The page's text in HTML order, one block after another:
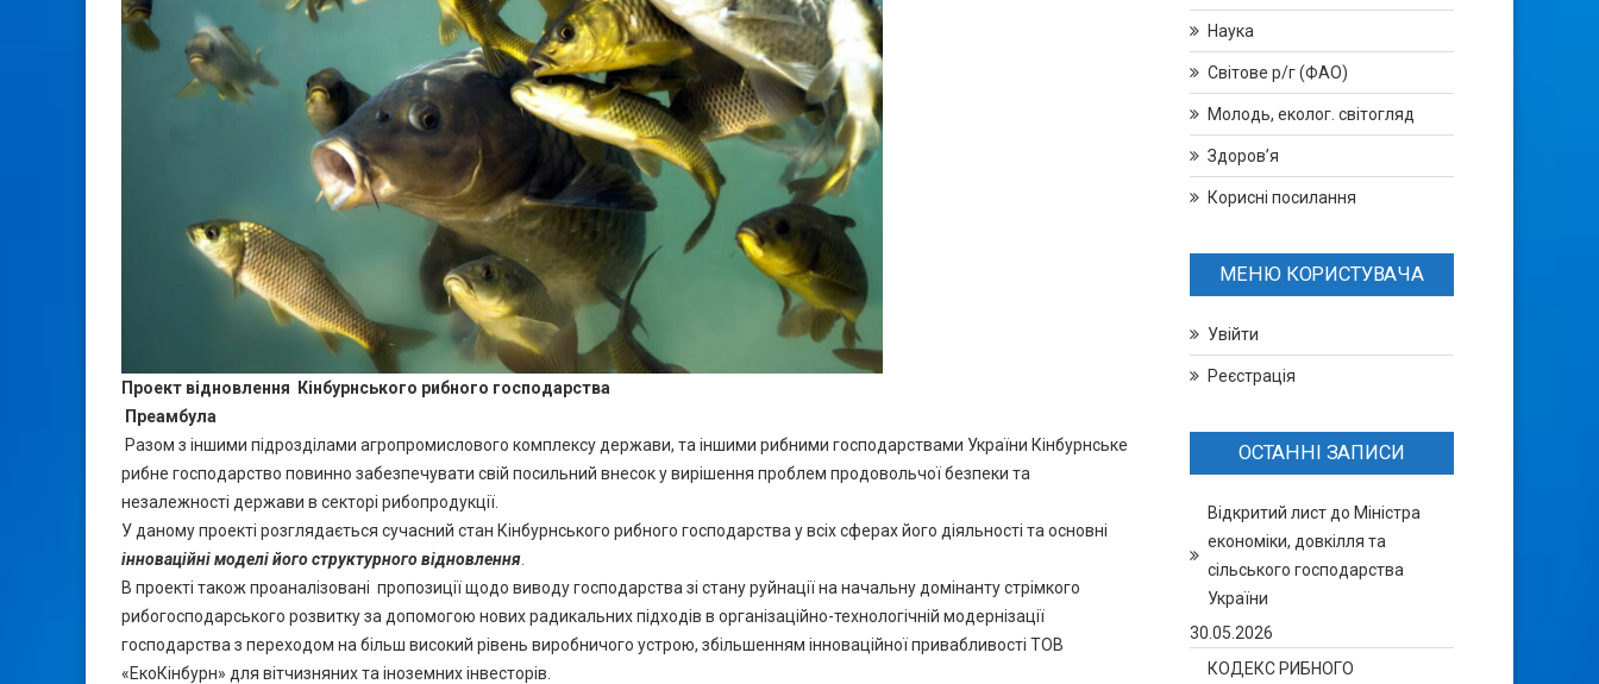
Проект відновлення Кінбурнського рибного господарства
Преамбула
Разом з іншими підрозділами агропромислового комплексу держави, та іншими рибними господарствами України Кінбурнське
рибне господарство повинно забезпечувати свій посильний внесок у вирішення проблем продовольчої безпеки та
незалежності держави в секторі рибопродукції.
У даному проекті розглядається сучасний стан Кінбурнського рибного господарства у всіх сферах його діяльності та основні
інноваційні моделі його структурного відновлення
В проекті також проаналізовані пропозиції щодо виводу господарства зі стану руйнації на начальну домінанту стрімкого
рибогосподарського розвитку за допомогою нових радикальних підходів в організаційно-технологічній модернізації
господарства з переходом на більш високий рівень виробничого устрою, збільшенням інноваційної привабливості ТОВ
«ЕкоКінбурн» для вітчизняних та іноземних інвесторів.
Наука
Світове р/г (ФАО)
Молодь, еколог. світогляд
Здоров’я
Корисні посилання
МЕНЮ КОРИСТУВАЧА
Увійти
Реєстрація
ОСТАННІ ЗАПИСИ
Відкритий лист до Міністра
економіки, довкілля та
сільського господарства
України
30.05.2026
КОДЕКС РИБНОГО